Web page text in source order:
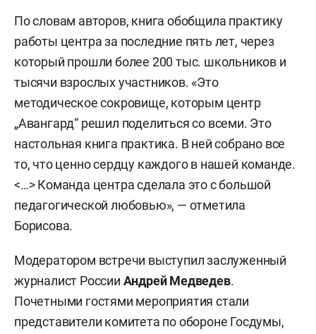
По словам авторов, книга обобщила практику
работы центра за последние пять лет, через
который прошли более 200 тыс. школьников и
тысячи взрослых участников. «Это
методическое сокровище, которым центр
„Авангард“ решил поделиться со всеми. Это
настольная книга практика. В ней собрано все
то, что ценно сердцу каждого в нашей команде.
<…> Команда центра сделала это с большой
педагогической любовью», — отметила
Борисова.
Модератором встречи выступил заслуженный
журналист России Андрей Медведев.
Почетными гостями мероприятия стали
представители комитета по обороне Госдумы,